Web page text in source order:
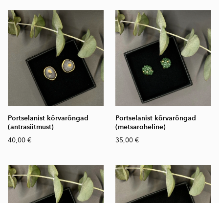
Portselanist kõrvarõngad
(antrasiitmust)
40,00 €
Portselanist kõrvarõngad
(metsaroheline)
35,00 €